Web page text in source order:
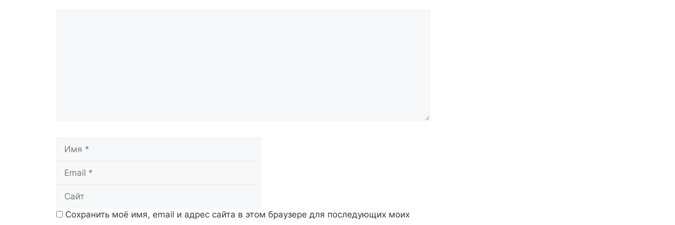
Сохранить моё имя, email и адрес сайта в этом браузере для последующих моих